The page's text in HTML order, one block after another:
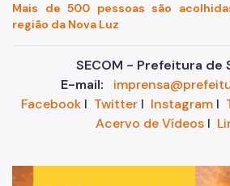
Mais de 500 pessoas são
região da Nova Luz
SECOM - Prefeitura de
E-mail:
FacebookI TwitterI InstagramI
Acervo de Vídeos I